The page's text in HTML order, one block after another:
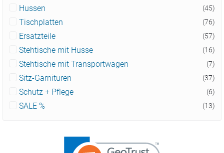
Hussen (45)
Tischplatten (76)
Ersatzteile (57)
Stehtische mit Husse (16)
Stehtische mit Transportwagen (7)
Sitz-Garnituren (37)
Schutz + Pflege (6)
SALE % (13)